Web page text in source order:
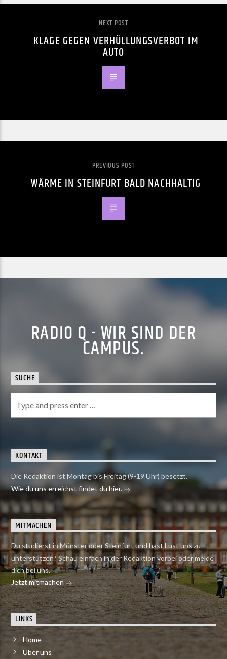
NEXT POST
KLAGE GEGEN VERHÜLLUNGSVERBOT IM
AUTO
PREVIOUS POST
WÄRME IN STEINFURT BALD NACHHALTIG
RADIO Q - WIR SIND DER
CAMPUS.
SUCHE
KONTAKT
Die Redaktion ist Montag bis Freitag (9-19 Uhr) besetzt.
Wie du uns erreichst findet du hier.
MITMACHEN
Du studierst in Münster oder Steinfurt und hast Lust uns zu
unterstützen? Schau einfach in der Redaktion vorbei oder melde
dich bei uns.
Jetzt mitmachen
LINKS
Home
Über uns